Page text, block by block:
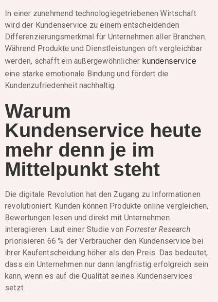
In einer zunehmend technologiegetriebenen Wirtschaft
wird der Kundenservice zu einem entscheidenden
Differenzierungsmerkmal für Unternehmen aller Branchen.
Während Produkte und Dienstleistungen oft vergleichbar
werden, schafft ein außergewöhnlicher kundenservice
eine starke emotionale Bindung und fördert die
Kundenzufriedenheit nachhaltig.
Warum
Kundenservice heute
mehr denn je im
Mittelpunkt steht
Die digitale Revolution hat den Zugang zu Informationen
revolutioniert. Kunden können Produkte online vergleichen,
Bewertungen lesen und direkt mit Unternehmen
interagieren. Laut einer Studie vonForrester Research
priorisieren 66 % der Verbraucher den Kundenservice bei
ihrer Kaufentscheidung höher als den Preis. Das bedeutet,
dass ein Unternehmen nur dann langfristig erfolgreich sein
kann, wenn es auf die Qualität seines Kundenservices
setzt.